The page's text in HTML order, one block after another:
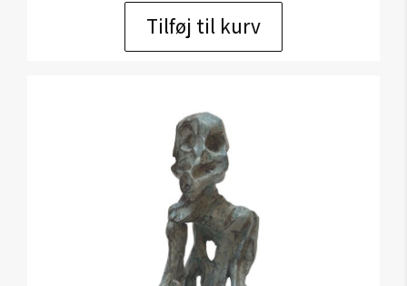
Tilføj til kurv